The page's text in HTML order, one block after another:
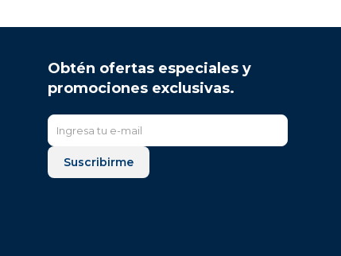
Obtén ofertas especiales y
promociones exclusivas.
Suscribirme